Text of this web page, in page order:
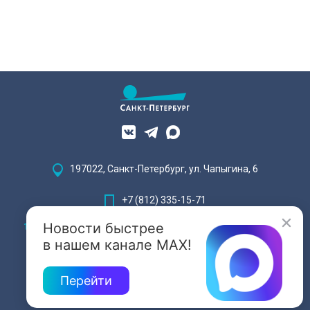
Новости быстрее
в нашем канале MAX!
Перейти
197022, Санкт-Петербург, ул. Чапыгина, 6
+7 (812) 335-15-71
Внимание! Отдельные видеоматериалы, размещенные на настоящем
сайте, могут содержать информацию, предназначенную для лиц,
достигших 18 лет.